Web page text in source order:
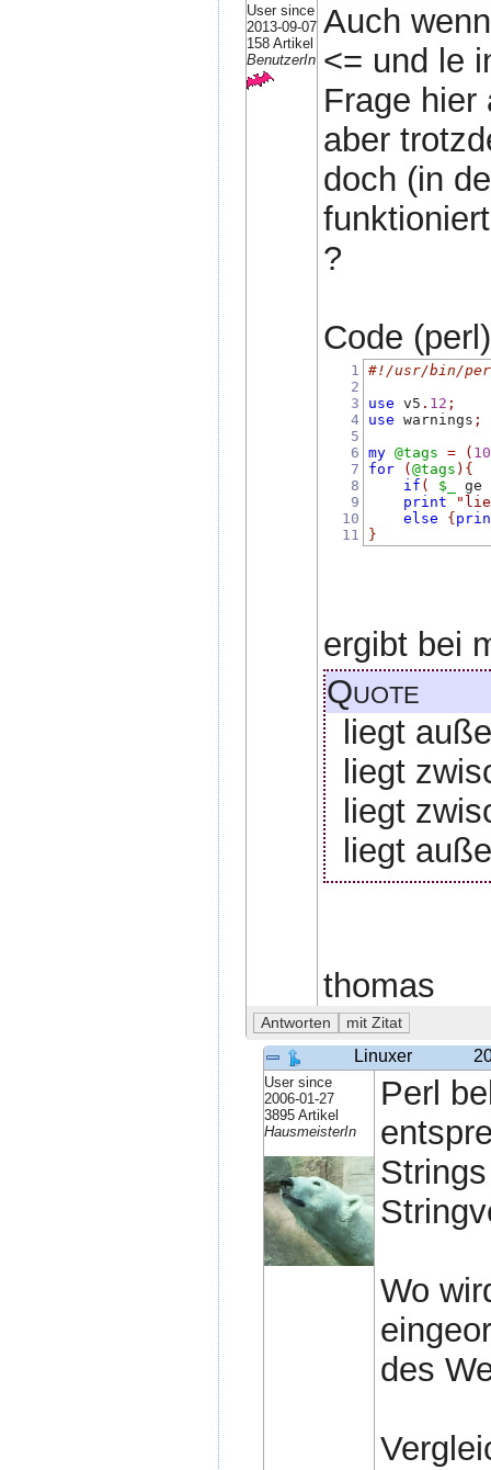
User since
2013-09-07
158 Artikel
BenutzerIn
Auch
<= und le
Frage
aber
doch (in
?
Code
1
2
3
4
5
6
7
8
9
10
11
#!/usr/bin/
use v5 . 12 ;
use warnings ;
my @tags = (
for
(@tags ) {
if ( $_
ge
print
else
{
}
ergibt bei
Quote
liegt
liegt
liegt
liegt
thomas
Linuxer
User since
2006-01-27
3895 Artikel
HausmeisterIn
Perl
Wo
des